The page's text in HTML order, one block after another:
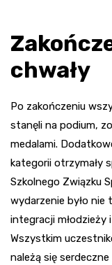
chwały
Po zakończeniu
stanęli na podium,
medalami.
kategorii otrzymały
Szkolnego Związku
wydarzenie było nie
integracji
Wszystkim
należą się